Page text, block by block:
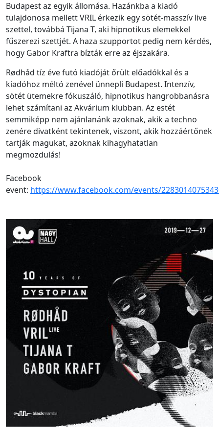
Budapest az egyik állomása. Hazánkba a kiadó
tulajdonosa mellett VRIL érkezik egy sötét-masszív live
szettel, továbbá Tijana T, aki hipnotikus elemekkel
fűszerezi szettjét. A haza szupportot pedig nem kérdés,
hogy Gabor Kraftra bízták erre az éjszakára.
Rødhåd tíz éve futó kiadóját őrült előadókkal és a
kiadóhoz méltó zenével ünnepli Budapest. Intenzív,
sötét ütemekre fókuszáló, hipnotikus hangrobbanásra
lehet számítani az Akvárium klubban. Az estét
semmiképp nem ajánlanánk azoknak, akik a techno
zenére divatként tekintenek, viszont, akik hozzáértőnek
tartják magukat, azoknak kihagyhatatlan
megmozdulás!
Facebook
event: https://www.facebook.com/events/